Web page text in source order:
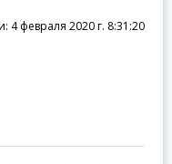
февраля 2020 г. 8:31:20